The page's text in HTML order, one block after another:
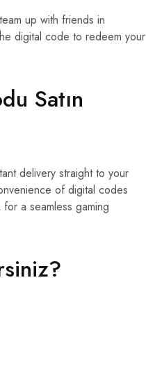
up with friends in
digital code to redeem your
Satın
delivery straight to your
of digital codes
a seamless gaming